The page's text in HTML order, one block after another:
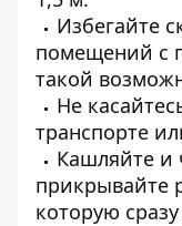
Избегайте
помещений с
такой
Не
транспорте
Кашляйте и
прикрывайте
которую